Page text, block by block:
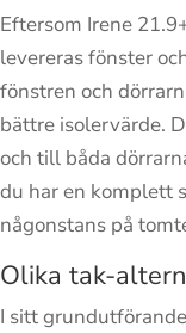
Eftersom Irene
levereras fönster
fönstren och
bättre isolervärde.
och till båda
du har en komplett
någonstans på
Olika tak-
I sitt